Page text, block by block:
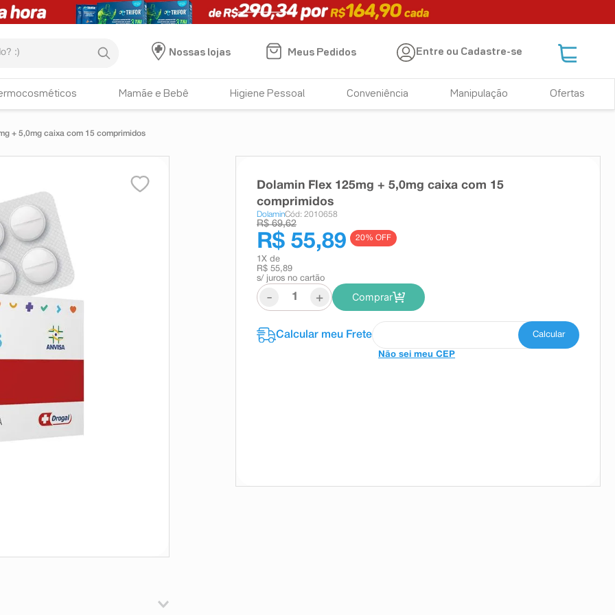
Nossas lojas
Meus Pedidos Entre ou Cadastre-se
Mamãe e Bebê Higiene Pessoal Conveniência Manipulação Ofertas
+ 5,0mg caixa com 15 comprimidos
Dolamin Flex 125mg + 5,0mg caixa com 15
comprimidos
DolaminCód: 2010658
R$ 69,62
R$ 55,89 20% OFF
1 X de
R$ 55,89
s/ juros no cartão
- + Comprar
Não sei meu CEP